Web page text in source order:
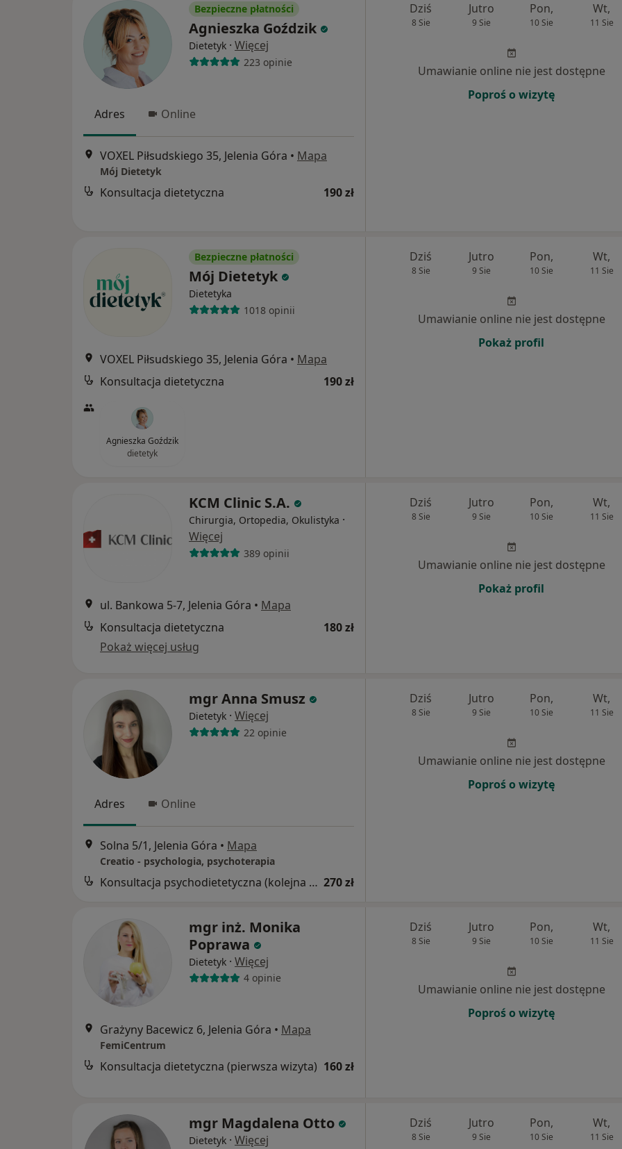
Bezpieczne płatności
Agnieszka Goździk
Dietetyk · Więcej
223 opinie
Adres Online
VOXEL Piłsudskiego 35, Jelenia Góra • Mapa
Mój Dietetyk
Konsultacja dietetyczna 190 zł
Dziś
8 Sie
Jutro
9 Sie
Pon,
10 Sie
Wt,
11 Sie
Umawianie online nie jest dostępne
Poproś o wizytę
Bezpieczne płatności
Mój Dietetyk
Dietetyka
1018 opinii
VOXEL Piłsudskiego 35, Jelenia Góra • Mapa
Konsultacja dietetyczna
190 zł
Agnieszka Goździk
dietetyk
Dziś
8 Sie
Jutro
9 Sie
Pon,
10 Sie
Wt,
11 Sie
Umawianie online nie jest dostępne
Pokaż profil
KCM Clinic S.A.
Chirurgia, Ortopedia, Okulistyka ·
Więcej
389 opinii
ul. Bankowa 5-7, Jelenia Góra • Mapa
Konsultacja dietetyczna
180 zł
Pokaż więcej usług
Dziś
8 Sie
Jutro
9 Sie
Pon,
10 Sie
Wt,
11 Sie
Umawianie online nie jest dostępne
Pokaż profil
mgr Anna Smusz
Dietetyk · Więcej
22 opinie
Adres Online
Solna 5/1, Jelenia Góra • Mapa
Creatio - psychologia, psychoterapia
Konsultacja psychodietetyczna (kolejna wizyta) 270 zł
Dziś
8 Sie
Jutro
9 Sie
Pon,
10 Sie
Wt,
11 Sie
Umawianie online nie jest dostępne
Poproś o wizytę
mgr inż. Monika
Poprawa
Dietetyk · Więcej
4 opinie
Grażyny Bacewicz 6, Jelenia Góra • Mapa
FemiCentrum
Konsultacja dietetyczna (pierwsza wizyta) 160 zł
Dziś
8 Sie
Jutro
9 Sie
Pon,
10 Sie
Wt,
11 Sie
Umawianie online nie jest dostępne
Poproś o wizytę
mgr Magdalena Otto
Dietetyk · Więcej
Dziś
8 Sie
Jutro
9 Sie
Pon,
10 Sie
Wt,
11 Sie